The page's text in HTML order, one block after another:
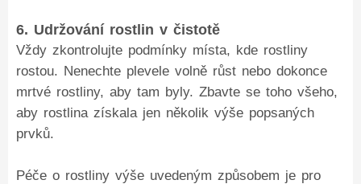
6. Udržování rostlin v čistotě
Vždy zkontrolujte podmínky místa, kde rostliny
rostou. Nenechte plevele volně růst nebo dokonce
mrtvé rostliny, aby tam byly. Zbavte se toho všeho,
aby rostlina získala jen několik výše popsaných
prvků.
Péče o rostliny výše uvedeným způsobem je pro